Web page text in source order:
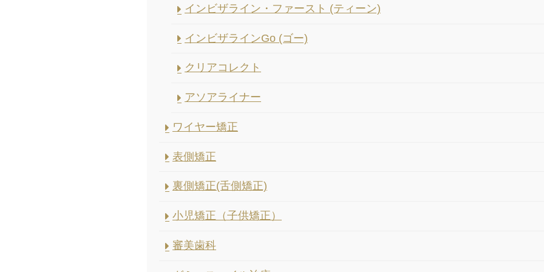
インビザライン・ファースト (ティーン)
インビザラインGo (ゴー)
クリアコレクト
アソアライナー
ワイヤー矯正
表側矯正
裏側矯正(舌側矯正)
小児矯正（子供矯正）
審美歯科